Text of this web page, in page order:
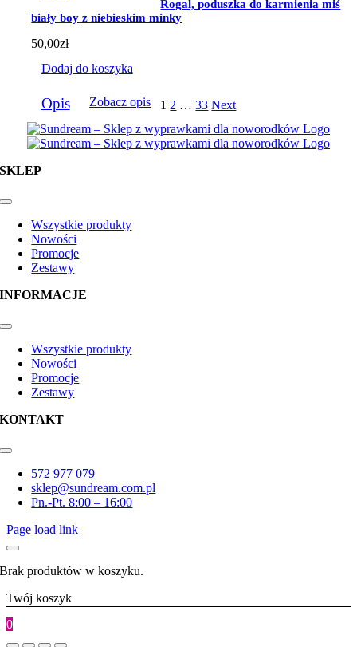
Rogal, poduszka do karmienia miś
biały boy z niebieskim minky
50,00zł
Dodaj do koszyka
Opis Zobacz opis 1 2 … 33 Next
SKLEP
Toggle
NavigationWszystkie produkty
Nowości
Promocje
Zestawy
INFORMACJE
Toggle
NavigationWszystkie produkty
Nowości
Promocje
Zestawy
KONTAKT
Toggle
Navigation572 977 079
sklep@sundream.com.pl
Pn.-Pt. 8:00 – 16:00
Page load link
Brak produktów w koszyku.
Twój koszyk
0